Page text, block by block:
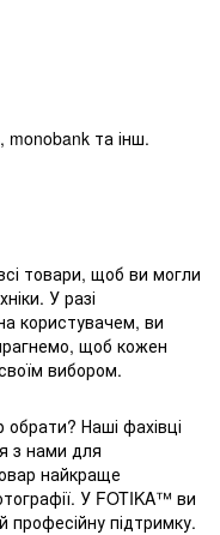
monobank та інш.
товари, щоб ви могли
У разі
користувачем, ви
щоб кожен
вибором.
Наші фахівці
з нами для
найкраще
У FOTIKA™ ви
професійну підтримку.